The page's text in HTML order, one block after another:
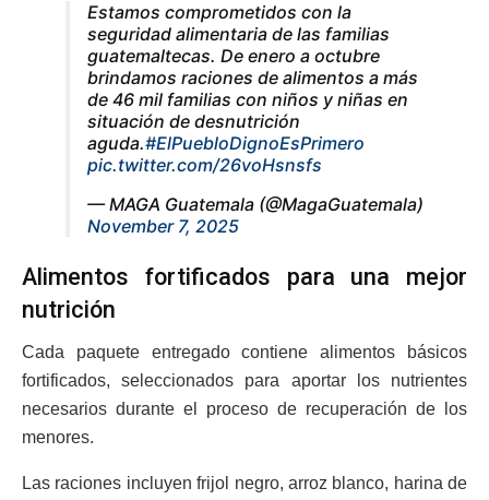
Estamos comprometidos con la
seguridad alimentaria de las familias
guatemaltecas. De enero a octubre
brindamos raciones de alimentos a más
de 46 mil familias con niños y niñas en
situación de desnutrición
aguda.#ElPuebloDignoEsPrimero
pic.twitter.com/26voHsnsfs
— MAGA Guatemala (@MagaGuatemala)
November 7, 2025
Alimentos fortificados para una mejor
nutrición
Cada paquete entregado contiene alimentos básicos
fortificados, seleccionados para aportar los nutrientes
necesarios durante el proceso de recuperación de los
menores.
Las raciones incluyen frijol negro, arroz blanco, harina de